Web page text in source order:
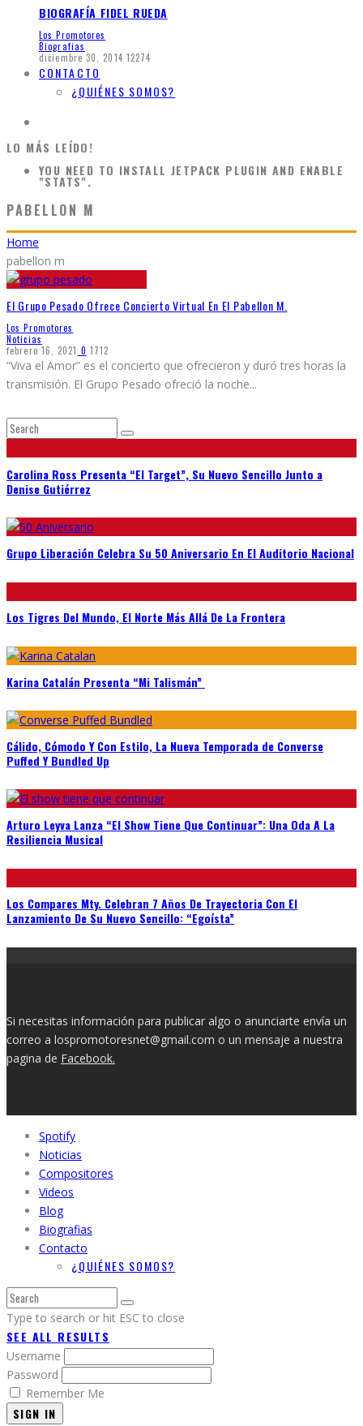
BIOGRAFÍA FIDEL RUEDA
Los Promotores
Biografias
diciembre 30, 2014 12274
CONTACTO
¿QUIÉNES SOMOS?
LO MÁS LEÍDO!
YOU NEED TO INSTALL JETPACK PLUGIN AND ENABLE
"STATS".
PABELLON M
Home
pabellon m
El Grupo Pesado Ofrece Concierto Virtual En El Pabellon M.
Los Promotores
Noticias
febrero 16, 2021 0 1712
“Viva el Amor” es el concierto que ofrecieron y duró tres horas la
transmisión. El Grupo Pesado ofreció la noche...
Carolina Ross Presenta “El Target”, Su Nuevo Sencillo Junto a
Denise Gutiérrez
Grupo Liberación Celebra Su 50 Aniversario En El Auditorio Nacional
Los Tigres Del Mundo, El Norte Más Allá De La Frontera
Karina Catalán Presenta “Mi Talismán”
Cálido, Cómodo Y Con Estilo, La Nueva Temporada de Converse
Puffed Y Bundled Up
Arturo Leyva Lanza “El Show Tiene Que Continuar”: Una Oda A La
Resiliencia Musical
Los Compares Mty. Celebran 7 Años De Trayectoria Con El
Lanzamiento De Su Nuevo Sencillo: “Egoísta”
Si necesitas información para publicar algo o anunciarte envía un
correo a lospromotoresnet@gmail.com o un mensaje a nuestra
pagina de Facebook.
Spotify
Noticias
Compositores
Videos
Blog
Biografias
Contacto
¿QUIÉNES SOMOS?
Type to search or hit ESC to close
SEE ALL RESULTS
Username
Password
Remember Me
SIGN IN